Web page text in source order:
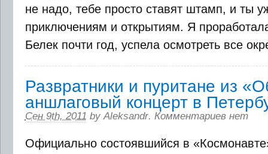
не надо, тебе просто ставят штамп, и ты
приключениям и открытиям. Я
Белек почти год, успела осмотреть все
Развратники и пуритане из
аншлаговый концерт в
Сен 9th, 2011 byAleksandr. Комментариев нет
Официально состоявшийся в